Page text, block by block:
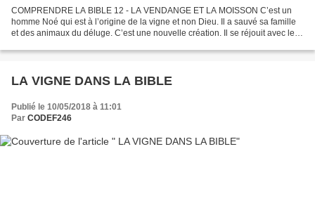
COMPRENDRE LA BIBLE 12 - LA VENDANGE ET LA MOISSON C’est un
homme Noé qui est à l’origine de la vigne et non Dieu. Il a sauvé sa famille
et des animaux du déluge. C’est une nouvelle création. Il se réjouit avec le
LA VIGNE DANS LA BIBLE
Publié le 10/05/2018 à 11:01
Par CODEF246